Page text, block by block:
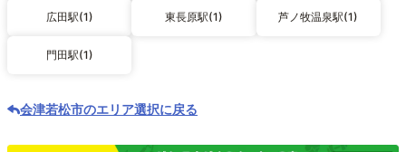
広田駅(1) 東長原駅(1) 芦ノ牧温泉駅(1)
門田駅(1)
会津若松市のエリア選択に戻る